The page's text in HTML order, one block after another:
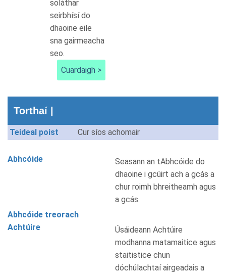
soláthar
seirbhísí do
dhaoine eile
sna gairmeacha
seo.
Cuardaigh >
Torthaí |
Teideal poist Cur síos achomair
Abhcóide
Seasann an tAbhcóide do
dhaoine i gcúirt ach a gcás a
chur roimh bhreitheamh agus
a gcás.
Abhcóide treorach
Achtúire
Úsáideann Achtúire
modhanna matamaitice agus
staitistice chun
dóchúlachtaí airgeadais a